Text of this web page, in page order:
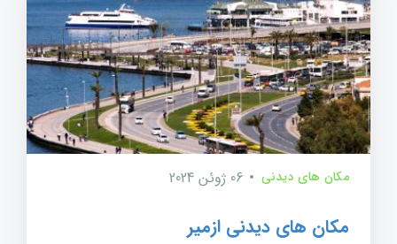
مکان های دیدنی 06 ژوئن 2024
مکان های دیدنی ازمیر